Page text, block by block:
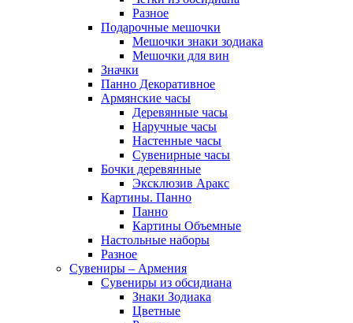
Разное
Подарочные мешочки
Мешочки знаки зодиака
Мешочки для вин
Значки
Панно Декоративное
Армянские часы
Деревянные часы
Наручные часы
Настенные часы
Сувенирные часы
Бочки деревянные
Эксклюзив Аракс
Картины. Панно
Панно
Картины Объемные
Настольные наборы
Разное
Сувениры – Армения
Сувениры из обсидиана
Знаки Зодиака
Цветные